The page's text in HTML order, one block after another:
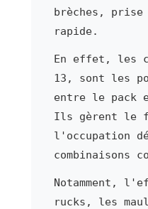
brèches, prise
rapide.
En effet, les
13, sont les
entre le
Ils gèrent le
l'occupation
combinaisons
Notamment,
rucks, les